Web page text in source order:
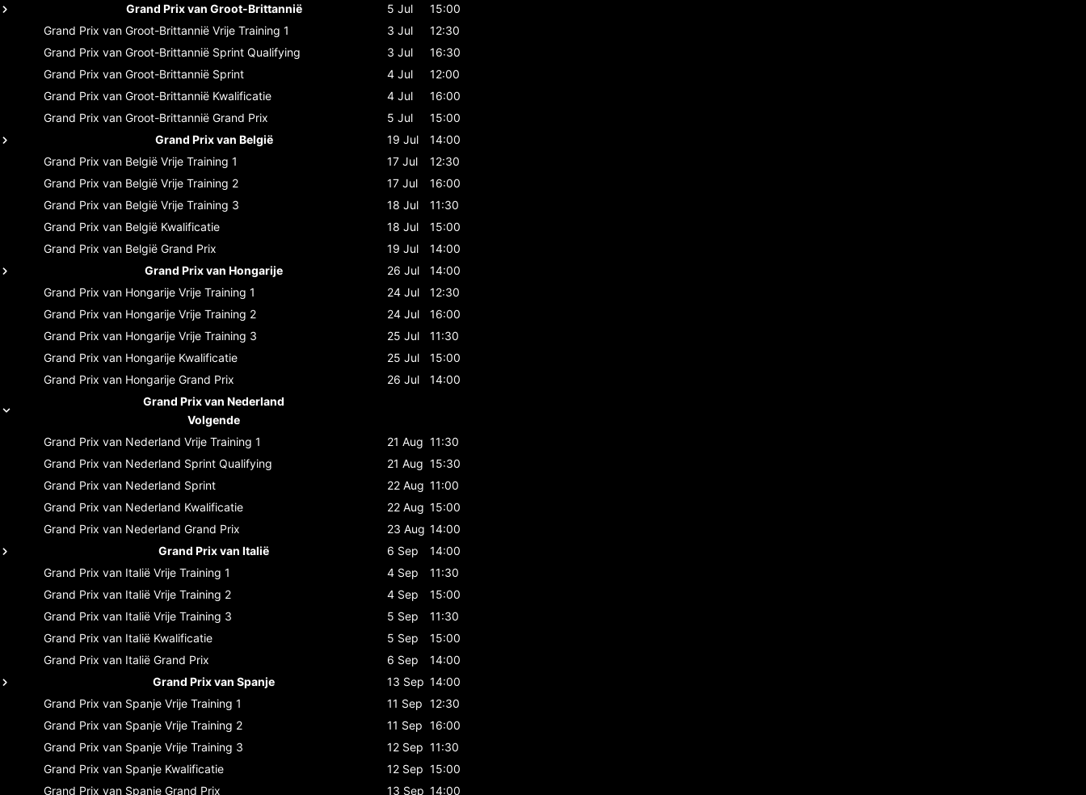
Grand Prix van Groot-Brittannië
5 Jul
15:00
Grand Prix van Groot-Brittannië Vrije Training 1 3 Jul
12:30
Grand Prix van Groot-Brittannië Sprint Qualifying 3 Jul
16:30
Grand Prix van Groot-Brittannië Sprint 4 Jul
12:00
Grand Prix van Groot-Brittannië Kwalificatie 4 Jul
16:00
Grand Prix van Groot-Brittannië Grand Prix 5 Jul
15:00
Grand Prix van België
19 Jul
14:00
Grand Prix van België Vrije Training 1 17 Jul
12:30
Grand Prix van België Vrije Training 2 17 Jul
16:00
Grand Prix van België Vrije Training 3 18 Jul
11:30
Grand Prix van België Kwalificatie 18 Jul
15:00
Grand Prix van België Grand Prix 19 Jul
14:00
Grand Prix van Hongarije
26 Jul
14:00
Grand Prix van Hongarije Vrije Training 1 24 Jul
12:30
Grand Prix van Hongarije Vrije Training 2 24 Jul
16:00
Grand Prix van Hongarije Vrije Training 3 25 Jul
11:30
Grand Prix van Hongarije Kwalificatie 25 Jul
15:00
Grand Prix van Hongarije Grand Prix 26 Jul
14:00
Grand Prix van Nederland
Volgende
Grand Prix van Nederland Vrije Training 1 21 Aug 11:30
Grand Prix van Nederland Sprint Qualifying 21 Aug 15:30
Grand Prix van Nederland Sprint 22 Aug 11:00
Grand Prix van Nederland Kwalificatie 22 Aug 15:00
Grand Prix van Nederland Grand Prix 23 Aug 14:00
Grand Prix van Italië
6 Sep
14:00
Grand Prix van Italië Vrije Training 1 4 Sep
11:30
Grand Prix van Italië Vrije Training 2 4 Sep
15:00
Grand Prix van Italië Vrije Training 3 5 Sep
11:30
Grand Prix van Italië Kwalificatie 5 Sep
15:00
Grand Prix van Italië Grand Prix 6 Sep
14:00
Grand Prix van Spanje
13 Sep 14:00
Grand Prix van Spanje Vrije Training 1 11 Sep 12:30
Grand Prix van Spanje Vrije Training 2 11 Sep 16:00
Grand Prix van Spanje Vrije Training 3 12 Sep 11:30
Grand Prix van Spanje Kwalificatie 12 Sep 15:00
Grand Prix van Spanje Grand Prix 13 Sep 14:00